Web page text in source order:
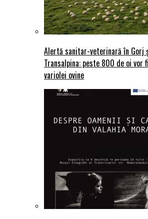
Alertă sanitar-veterinară în Gorj
Transalpina: peste 800 de oi vor
variolei ovine